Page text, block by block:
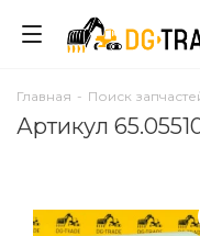
Главная - Поиск
Артикул